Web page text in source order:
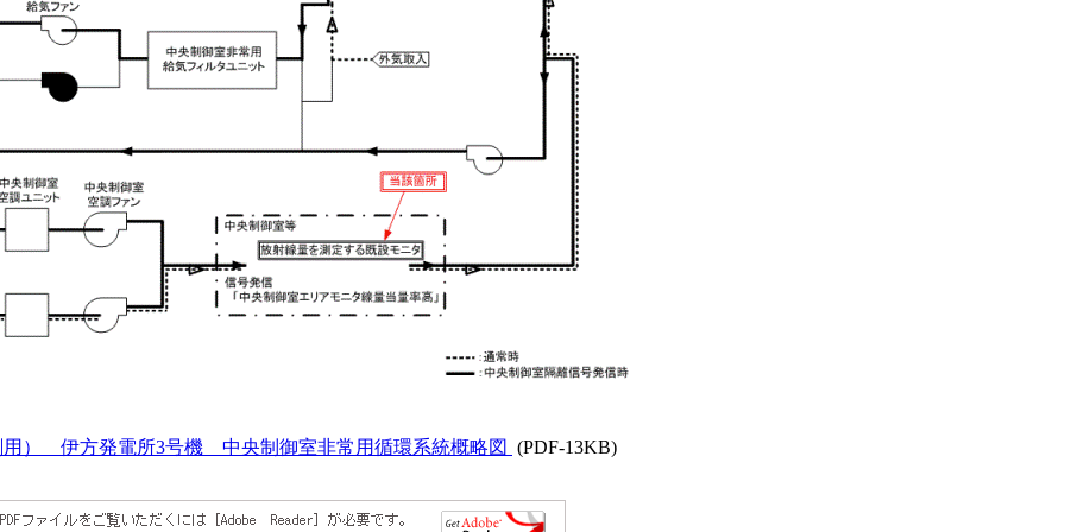
用） 伊方発電所3号機 中央制御室非常用循環系統概略図 (PDF-13KB)